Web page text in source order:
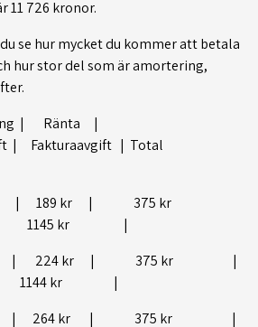
726 kronor.
se hur mycket du kommer att betala
hur stor del som är amortering,
| Ränta |
| Fakturaavgift | Total
kr | 189 kr | 375 kr
kr |
kr | 224 kr | 375 kr |
kr |
kr | 264 kr | 375 kr |